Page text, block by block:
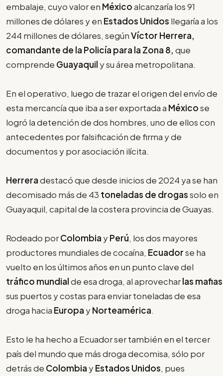
embalaje, cuyo valor en Méxicoalcanzaría los 91
millones de dólares y en Estados Unidos llegaría a los
244 millones de dólares, segúnVíctor Herrera,
comandante de la Policía para la Zona 8, que
comprende Guayaquil y su área metropolitana.
En el operativo, luego de trazar el origen del envío de
esta mercancía que iba a ser exportada a Méxicose
logró la detención de dos hombres, uno de ellos con
antecedentes por falsificación de firma y de
documentos y por asociación ilícita.
Herreradestacó que desde inicios de 2024 ya se han
decomisado más de 43 toneladas de drogassolo en
Guayaquil, capital de la costera provincia de Guayas.
Rodeado porColombia yPerú, los dos mayores
productores mundiales de cocaína, Ecuadorse ha
vuelto en los últimos años en un punto clave del
tráfico mundialde esa droga, al aprovecharlas mafias
sus puertos y costas para enviar toneladas de esa
droga hacia Europa yNorteamérica.
Esto le ha hecho a Ecuador ser también en el tercer
país del mundo que más droga decomisa, sólo por
detrás de Colombia yEstados Unidos, pues